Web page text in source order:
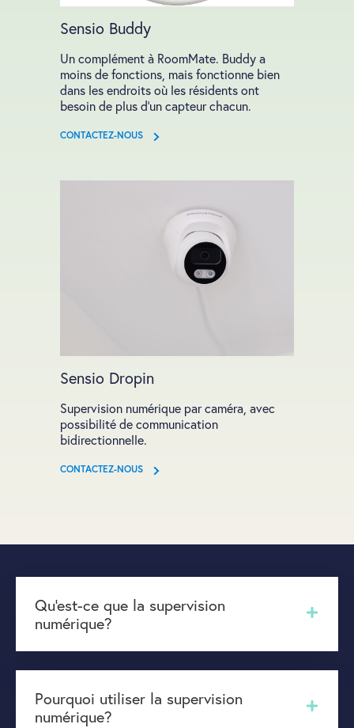
Sensio Buddy
Un complément à RoomMate. Buddy a
moins de fonctions, mais fonctionne bien
dans les endroits où les résidents ont
besoin de plus d'un capteur chacun.
CONTACTEZ-NOUS
Sensio Dropin
Supervision numérique par caméra, avec
possibilité de communication
bidirectionnelle.
CONTACTEZ-NOUS
Qu'est-ce que la supervision
numérique?
Pourquoi utiliser la supervision
numérique?